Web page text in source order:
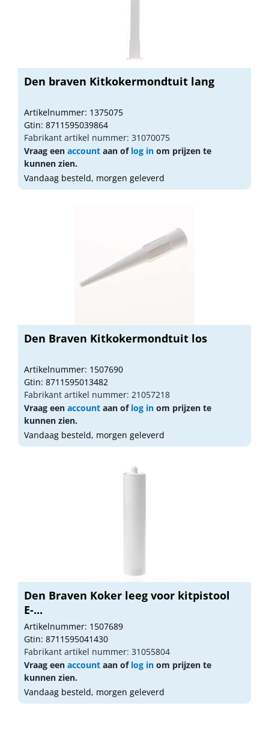
Den braven Kitkokermondtuit lang
Artikelnummer: 1375075
Gtin: 8711595039864
Fabrikant artikel nummer: 31070075
Vraag een account aan of log in om prijzen te
kunnen zien.
Vandaag besteld, morgen geleverd
Den Braven Kitkokermondtuit los
Artikelnummer: 1507690
Gtin: 8711595013482
Fabrikant artikel nummer: 21057218
Vraag een account aan of log in om prijzen te
kunnen zien.
Vandaag besteld, morgen geleverd
Den Braven Koker leeg voor kitpistool
E-...
Artikelnummer: 1507689
Gtin: 8711595041430
Fabrikant artikel nummer: 31055804
Vraag een account aan of log in om prijzen te
kunnen zien.
Vandaag besteld, morgen geleverd